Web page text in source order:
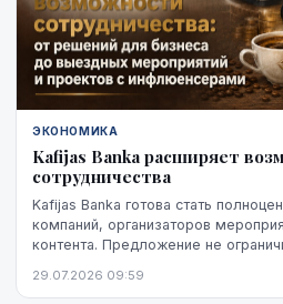
ЭКОНОМИКА
Kafijas Banka расширяет
сотрудничества
Kafijas Banka готова стать
компаний, организаторов
контента. Предложение не
29.07.2026 09:59